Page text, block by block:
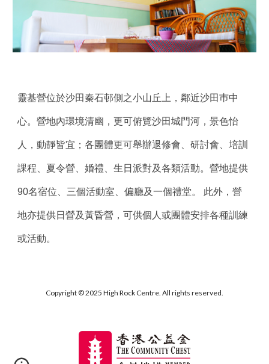
靈基營位於沙田秦石邨側之小山丘上，鄰近沙田巿中
心。營地內環境清幽，更可俯覽沙田城門河，景色怡
人，動靜皆宜；各團體更可舉辦退修會、研討會、培訓
課程、夏令營、婚禮、生日派對及各類活動。營地提供
90名宿位、三個活動室、偏廳及一個禮堂。 此外，營
地亦提供日營及黃昏營，可供個人或團體安排各種訓練
或活動。
Copyright © 2025 High Rock Centre. All rights reserved.